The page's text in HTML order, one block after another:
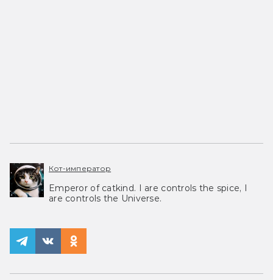
Кот-император
Emperor of catkind. I are controls the spice, I
are controls the Universe.